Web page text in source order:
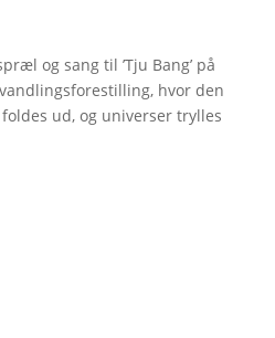
og sang til ’Tju Bang’ på
hvor den
ud, og universer trylles